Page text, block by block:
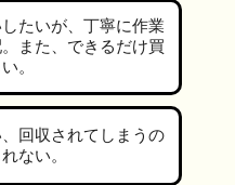
たいが、丁寧に作業
また、できるだけ買
。
回収されてしまうの
ない。